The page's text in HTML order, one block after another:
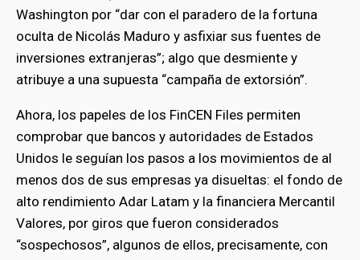
Washington por “dar con el paradero de la fortuna
oculta de Nicolás Maduro y asfixiar sus fuentes de
inversiones extranjeras”; algo que desmiente y
atribuye a una supuesta “campaña de extorsión”.
Ahora, los papeles de los FinCEN Files permiten
comprobar que bancos y autoridades de Estados
Unidos le seguían los pasos a los movimientos de al
menos dos de sus empresas ya disueltas: el fondo de
alto rendimiento Adar Latam y la financiera Mercantil
Valores, por giros que fueron considerados
“sospechosos”, algunos de ellos, precisamente, con